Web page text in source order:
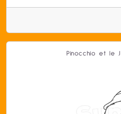
Pinocchio et le